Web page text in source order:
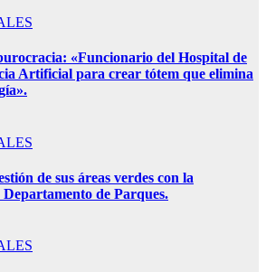
«Funcionario del Hospital de
Artificial para crear tótem que elimina
de sus áreas verdes con la
de Parques.